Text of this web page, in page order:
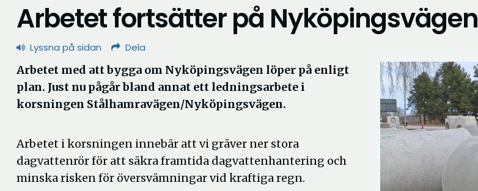
Arbetet fortsätter på Nyköpingsvägen
Lyssna på sidan Dela
Arbetet med att bygga om Nyköpingsvägen löper på enligt
plan. Just nu pågår bland annat ett ledningsarbete i
korsningen Stålhamravägen/Nyköpingsvägen.
Arbetet i korsningen innebär att vi gräver ner stora
dagvattenrör för att säkra framtida dagvattenhantering och
minska risken för översvämningar vid kraftiga regn.